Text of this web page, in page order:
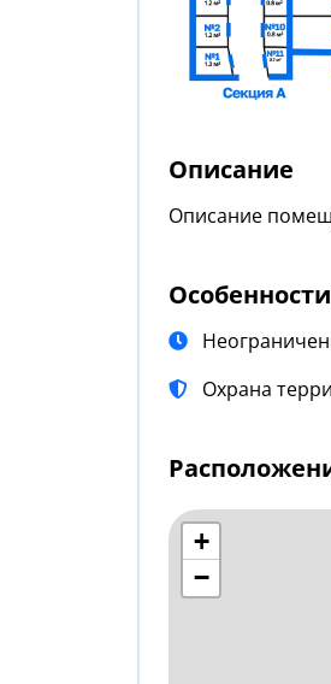
Описание
Описание
Особенности
Охрана